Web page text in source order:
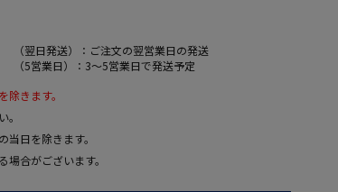
（翌日発送）：ご注文の翌営業日の発送
（5営業日）：3～5営業日で発送予定
を除きます。
。
日を除きます。
合がございます。